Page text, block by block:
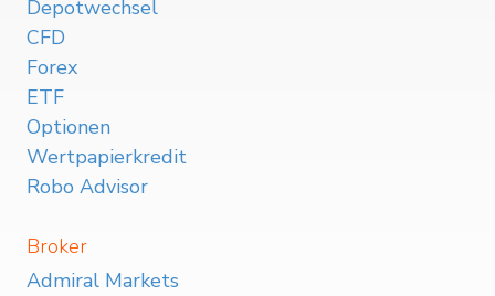
Depotwechsel
CFD
Forex
ETF
Optionen
Wertpapierkredit
Robo Advisor
Broker
Admiral Markets